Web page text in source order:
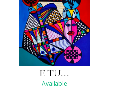
E TU......
Available